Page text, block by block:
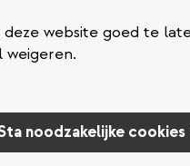
website goed te
weigeren.
noodzakelijke